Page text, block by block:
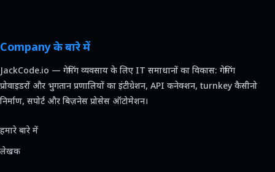
Company के बारे में
JackCode.io — गेमिंग व्यवसाय के लिए IT समाधानों का विकास: गेमिंग
प्रोवाइडरों और भुगतान प्रणालियों का इंटीग्रेशन, API कनेक्शन, turnkey कैसीनो
निर्माण, सपोर्ट और बिज़नेस प्रोसेस ऑटोमेशन।
हमारे बारे में
लेखक